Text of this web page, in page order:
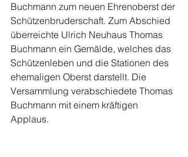
Buchmann zum neuen Ehrenoberst der
Schützenbruderschaft. Zum Abschied
überreichte Ulrich Neuhaus Thomas
Buchmann ein Gemälde, welches das
Schützenleben und die Stationen des
ehemaligen Oberst darstellt. Die
Versammlung verabschiedete Thomas
Buchmann mit einem kräftigen
Applaus.